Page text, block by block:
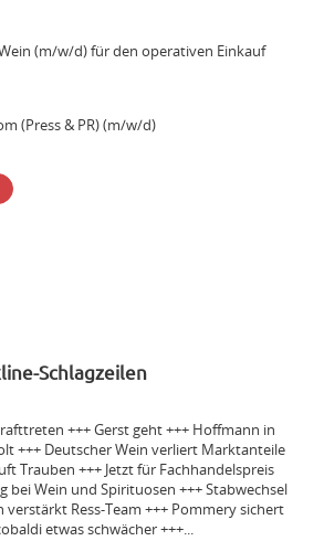
(m/w/d) für den operativen Einkauf
(Press & PR) (m/w/d)
Ambassador Premium Spirits (m/w/d)
(m/w/d) für den operativen Einkauf
(m/w/d) Gebiet Württemberg
Schlagzeilen
+++ Gerst geht +++ Hoffmann in
+++ Deutscher Wein verliert Marktanteile
Trauben +++ Jetzt für Fachhandelspreis
bei Wein und Spirituosen +++ Stabwechsel
verstärkt Ress-Team +++ Pommery sichert
etwas schwächer +++...